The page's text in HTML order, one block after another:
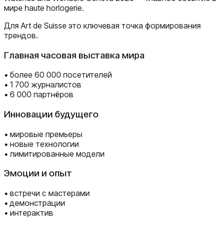
мире haute horlogerie.
Для Art de Suisse это ключевая точка формирования
трендов.
Главная часовая выставка мира
• более 60 000 посетителей
• 1 700 журналистов
• 6 000 партнёров
Инновации будущего
• мировые премьеры
• новые технологии
• лимитированные модели
Эмоции и опыт
• встречи с мастерами
• демонстрации
• интерактив